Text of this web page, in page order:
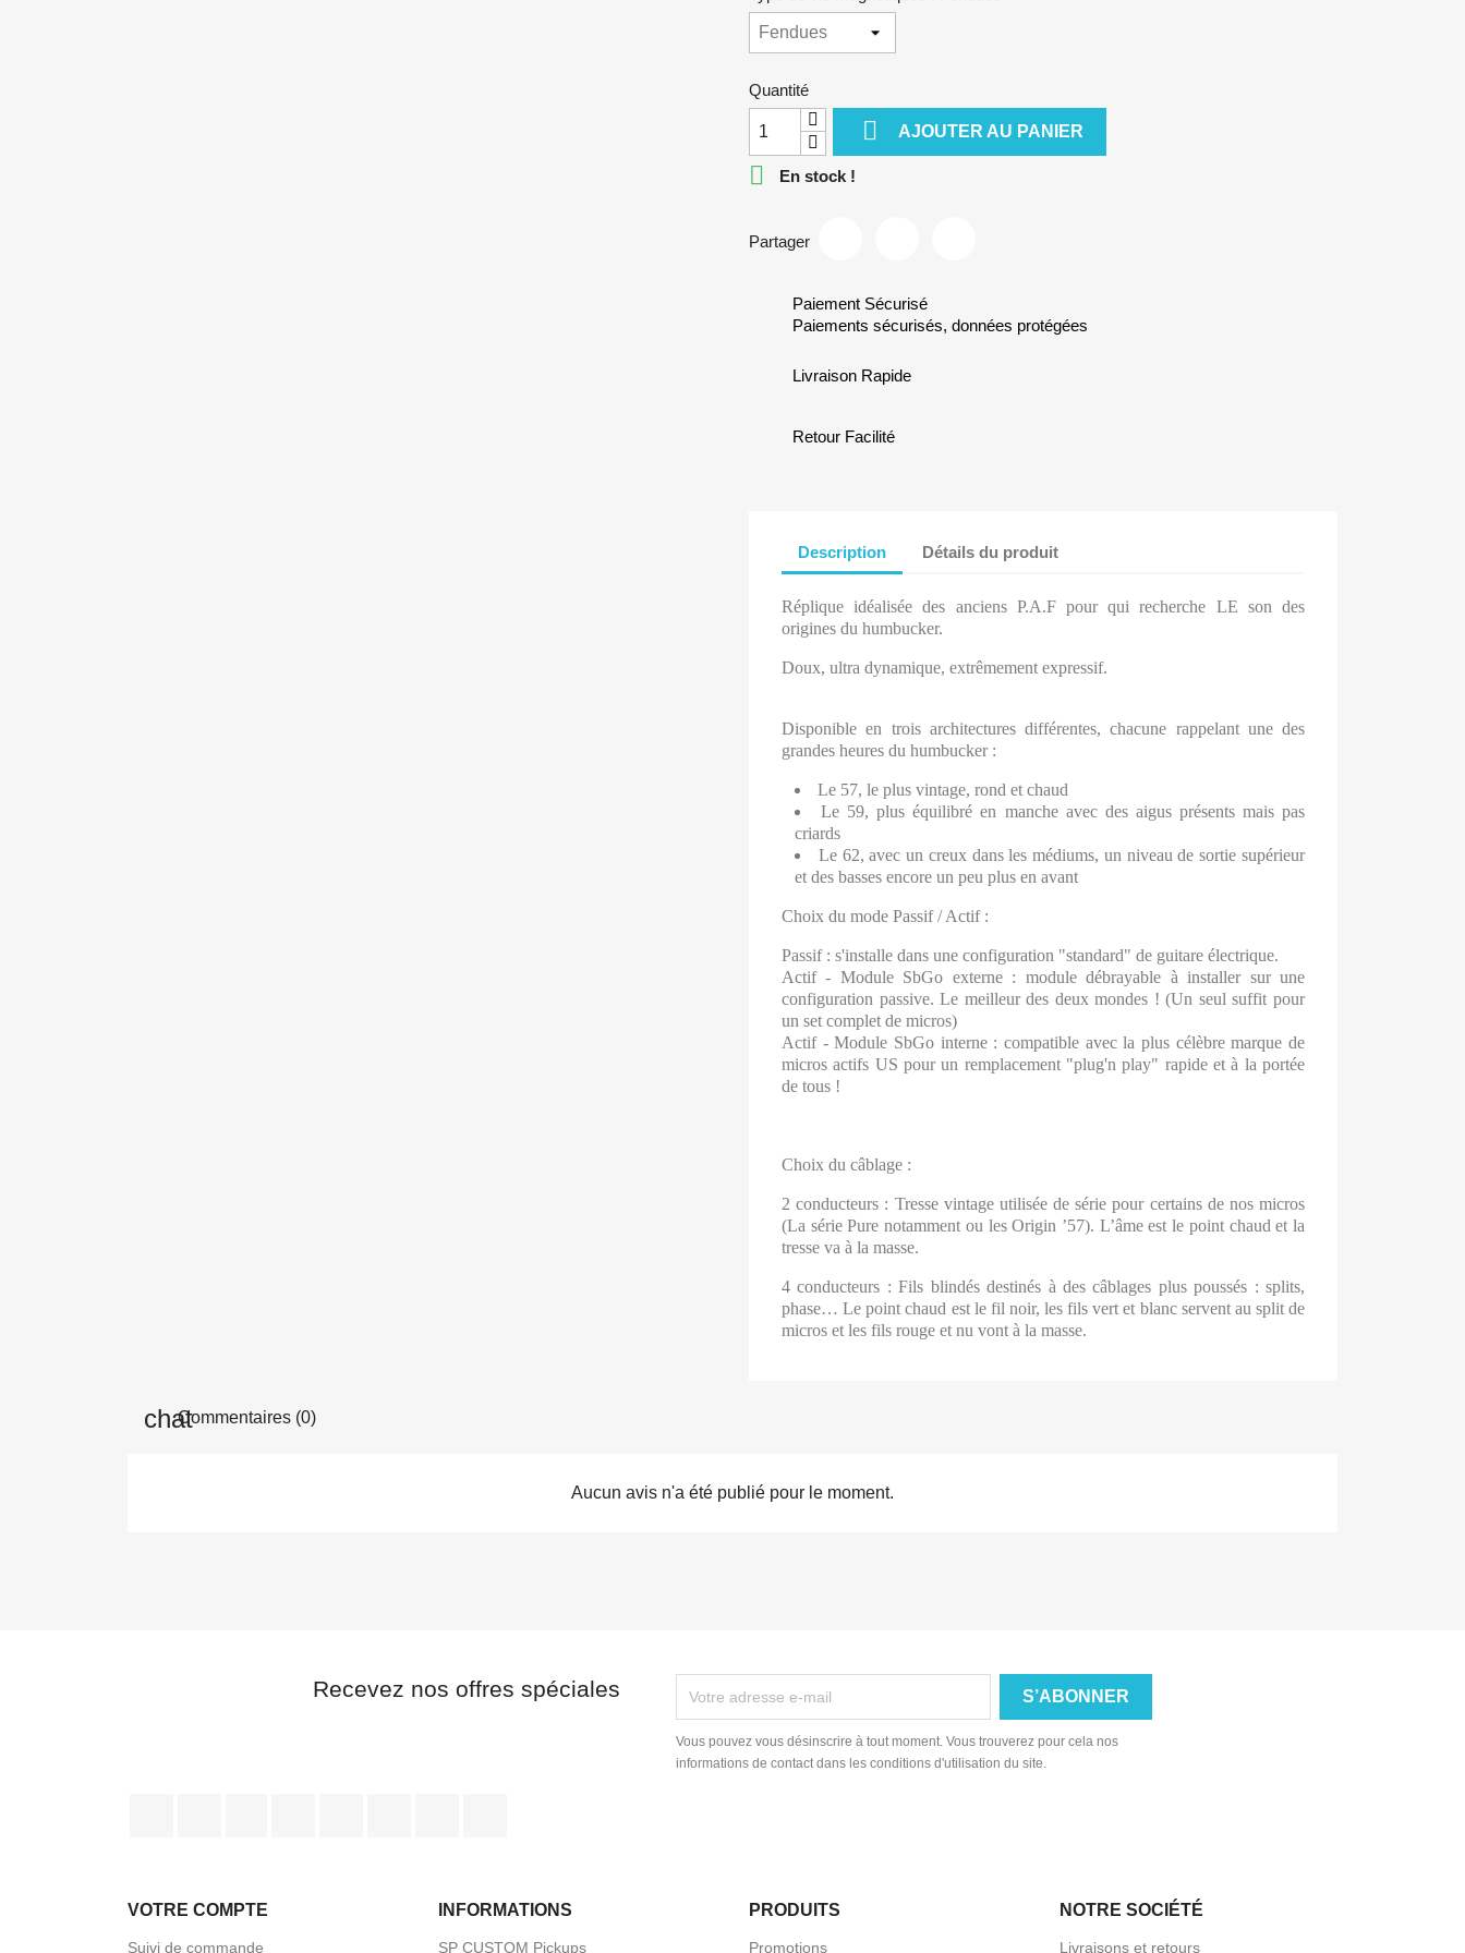
Quantité
 AJOUTER AU PANIER
 En stock !
Partager
Paiement Sécurisé
Paiements sécurisés, données protégées
Livraison Rapide
Retour Facilité
Description Détails du produit
Réplique idéalisée des anciens P.A.F pour qui recherche LE son des
origines du humbucker.
Doux, ultra dynamique, extrêmement expressif.
Disponible en trois architectures différentes, chacune rappelant une des
grandes heures du humbucker :
Le 57, le plus vintage, rond et chaud
Le 59, plus équilibré en manche avec des aigus présents mais pas
criards
Le 62, avec un creux dans les médiums, un niveau de sortie supérieur
et des basses encore un peu plus en avant
Choix du mode Passif / Actif :
Passif : s'installe dans une configuration "standard" de guitare électrique.
Actif - Module SbGo externe : module débrayable à installer sur une
configuration passive. Le meilleur des deux mondes ! (Un seul suffit pour
un set complet de micros)
Actif - Module SbGo interne : compatible avec la plus célèbre marque de
micros actifs US pour un remplacement "plug'n play" rapide et à la portée
de tous !
Choix du câblage :
2 conducteurs : Tresse vintage utilisée de série pour certains de nos micros
(La série Pure notamment ou les Origin ’57). L’âme est le point chaud et la
tresse va à la masse.
4 conducteurs : Fils blindés destinés à des câblages plus poussés : splits,
phase… Le point chaud est le fil noir, les fils vert et blanc servent au split de
micros et les fils rouge et nu vont à la masse.
Commentaires (0)
Aucun avis n'a été publié pour le moment.
Recevez nos offres spéciales
Vous pouvez vous désinscrire à tout moment. Vous trouverez pour cela nos
informations de contact dans les conditions d'utilisation du site.
VOTRE COMPTE
Suivi de commande
INFORMATIONS
SP CUSTOM Pickups
PRODUITS
Promotions
NOTRE SOCIÉTÉ
Livraisons et retours